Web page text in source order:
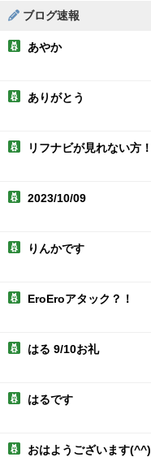
ブログ速報
あやか
ありがとう
リフナビが見れない方！
2023/10/09
りんかです
EroEroアタック？！
はる 9/10お礼
はるです
おはようございます(^^)